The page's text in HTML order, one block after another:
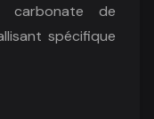
carbonate de
spécifique